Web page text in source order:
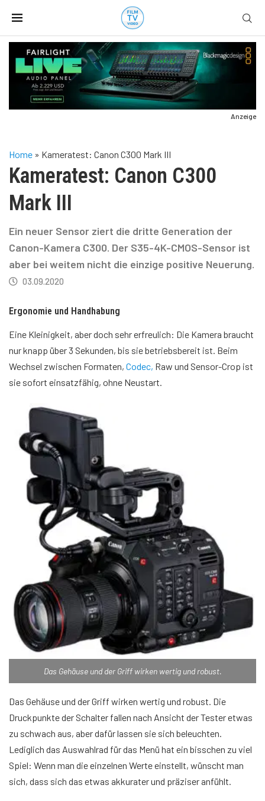
Anzeige
Home » Kameratest: Canon C300 Mark III
Kameratest: Canon C300
Mark III
Ein neuer Sensor ziert die dritte Generation der
Canon-Kamera C300. Der S35-4K-CMOS-Sensor ist
aber bei weitem nicht die einzige positive Neuerung.
03.09.2020
Ergonomie und Handhabung
Eine Kleinigkeit, aber doch sehr erfreulich: Die Kamera braucht
nur knapp über 3 Sekunden, bis sie betriebsbereit ist. Beim
Wechsel zwischen Formaten, Codec, Raw und Sensor-Crop ist
sie sofort einsatzfähig, ohne Neustart.
Das Gehäuse und der Griff wirken wertig und robust.
Das Gehäuse und der Griff wirken wertig und robust. Die
Druckpunkte der Schalter fallen nach Ansicht der Tester etwas
zu schwach aus, aber dafür lassen sie sich beleuchten.
Lediglich das Auswahlrad für das Menü hat ein bisschen zu viel
Spiel: Wenn man die einzelnen Werte einstellt, wünscht man
sich, dass sich das etwas akkurater und präziser anfühlt.